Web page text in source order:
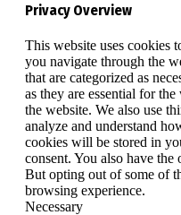
Privacy Overview
This website uses cookies
you navigate through the
that are categorized as
as they are essential for
the website. We also use
analyze and understand
cookies will be stored in
consent. You also have
But opting out of some of
browsing experience.
Necessary